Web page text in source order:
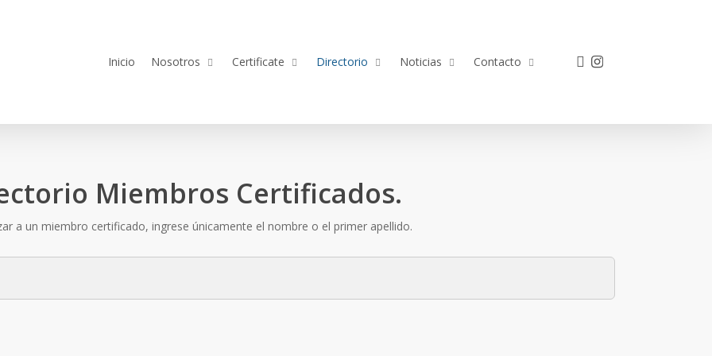
Inicio Nosotros Certificate Directorio Noticias Contacto facebookinstagram
Miembros Certificados.
a un miembro certificado, ingrese únicamente el nombre o el primer apellido.